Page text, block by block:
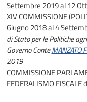
Settembre 2019 al 12
XIV COMMISSIONE
Giugno 2018 al 4
di Stato per le Politiche
Governo ConteMANZATO
2019
COMMISSIONE
FEDERALISMO FISCALE